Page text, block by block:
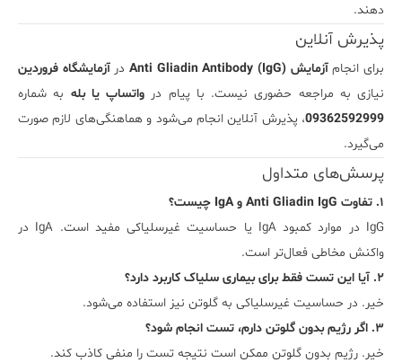
دهند.
پذیرش آنلاین
برای انجامآزمایش Anti Gliadin Antibody (IgG) درآزمایشگاه فروردین
نیازی به مراجعه حضوری نیست. با پیام در واتساپ یا بله به شماره
09362592999، پذیرش آنلاین انجام می‌شود و هماهنگی‌های لازم صورت
می‌گیرد.
پرسش‌های متداول
۱. تفاوت Anti Gliadin IgG و IgA چیست؟
IgG در موارد کمبود IgA یا حساسیت غیرسلیاکی مفید است. IgA در
واکنش مخاطی فعال‌تر است.
۲. آیا این تست فقط برای بیماری سلیاک کاربرد دارد؟
خیر. در حساسیت غیرسلیاکی به گلوتن نیز استفاده می‌شود.
۳. اگر رژیم بدون گلوتن دارم، تست انجام شود؟
خیر. رژیم بدون گلوتن ممکن است نتیجه تست را منفی کاذب کند.